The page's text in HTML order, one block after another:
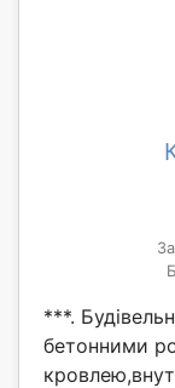
***.
бетонними